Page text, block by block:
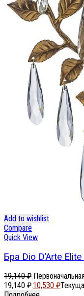
Add to wishlist
Compare
Quick View
Бра Dio D’Arte
19,140₽
19,140 ₽.10,530 ₽